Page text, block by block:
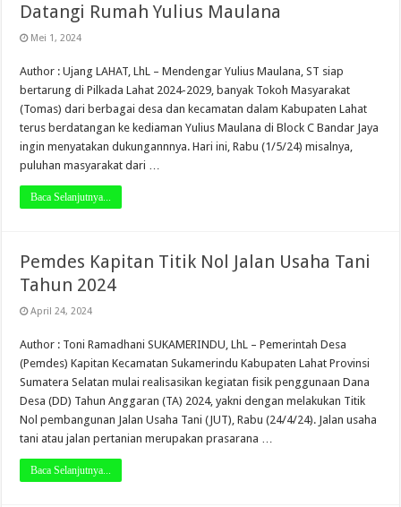
Datangi Rumah Yulius Maulana
Mei 1, 2024
Author : Ujang LAHAT, LhL – Mendengar Yulius Maulana, ST siap
bertarung di Pilkada Lahat 2024-2029, banyak Tokoh Masyarakat
(Tomas) dari berbagai desa dan kecamatan dalam Kabupaten Lahat
terus berdatangan ke kediaman Yulius Maulana di Block C Bandar Jaya
ingin menyatakan dukungannnya. Hari ini, Rabu (1/5/24) misalnya,
puluhan masyarakat dari …
Baca Selanjutnya...
Pemdes Kapitan Titik Nol Jalan Usaha Tani
Tahun 2024
April 24, 2024
Author : Toni Ramadhani SUKAMERINDU, LhL – Pemerintah Desa
(Pemdes) Kapitan Kecamatan Sukamerindu Kabupaten Lahat Provinsi
Sumatera Selatan mulai realisasikan kegiatan fisik penggunaan Dana
Desa (DD) Tahun Anggaran (TA) 2024, yakni dengan melakukan Titik
Nol pembangunan Jalan Usaha Tani (JUT), Rabu (24/4/24). Jalan usaha
tani atau jalan pertanian merupakan prasarana …
Baca Selanjutnya...